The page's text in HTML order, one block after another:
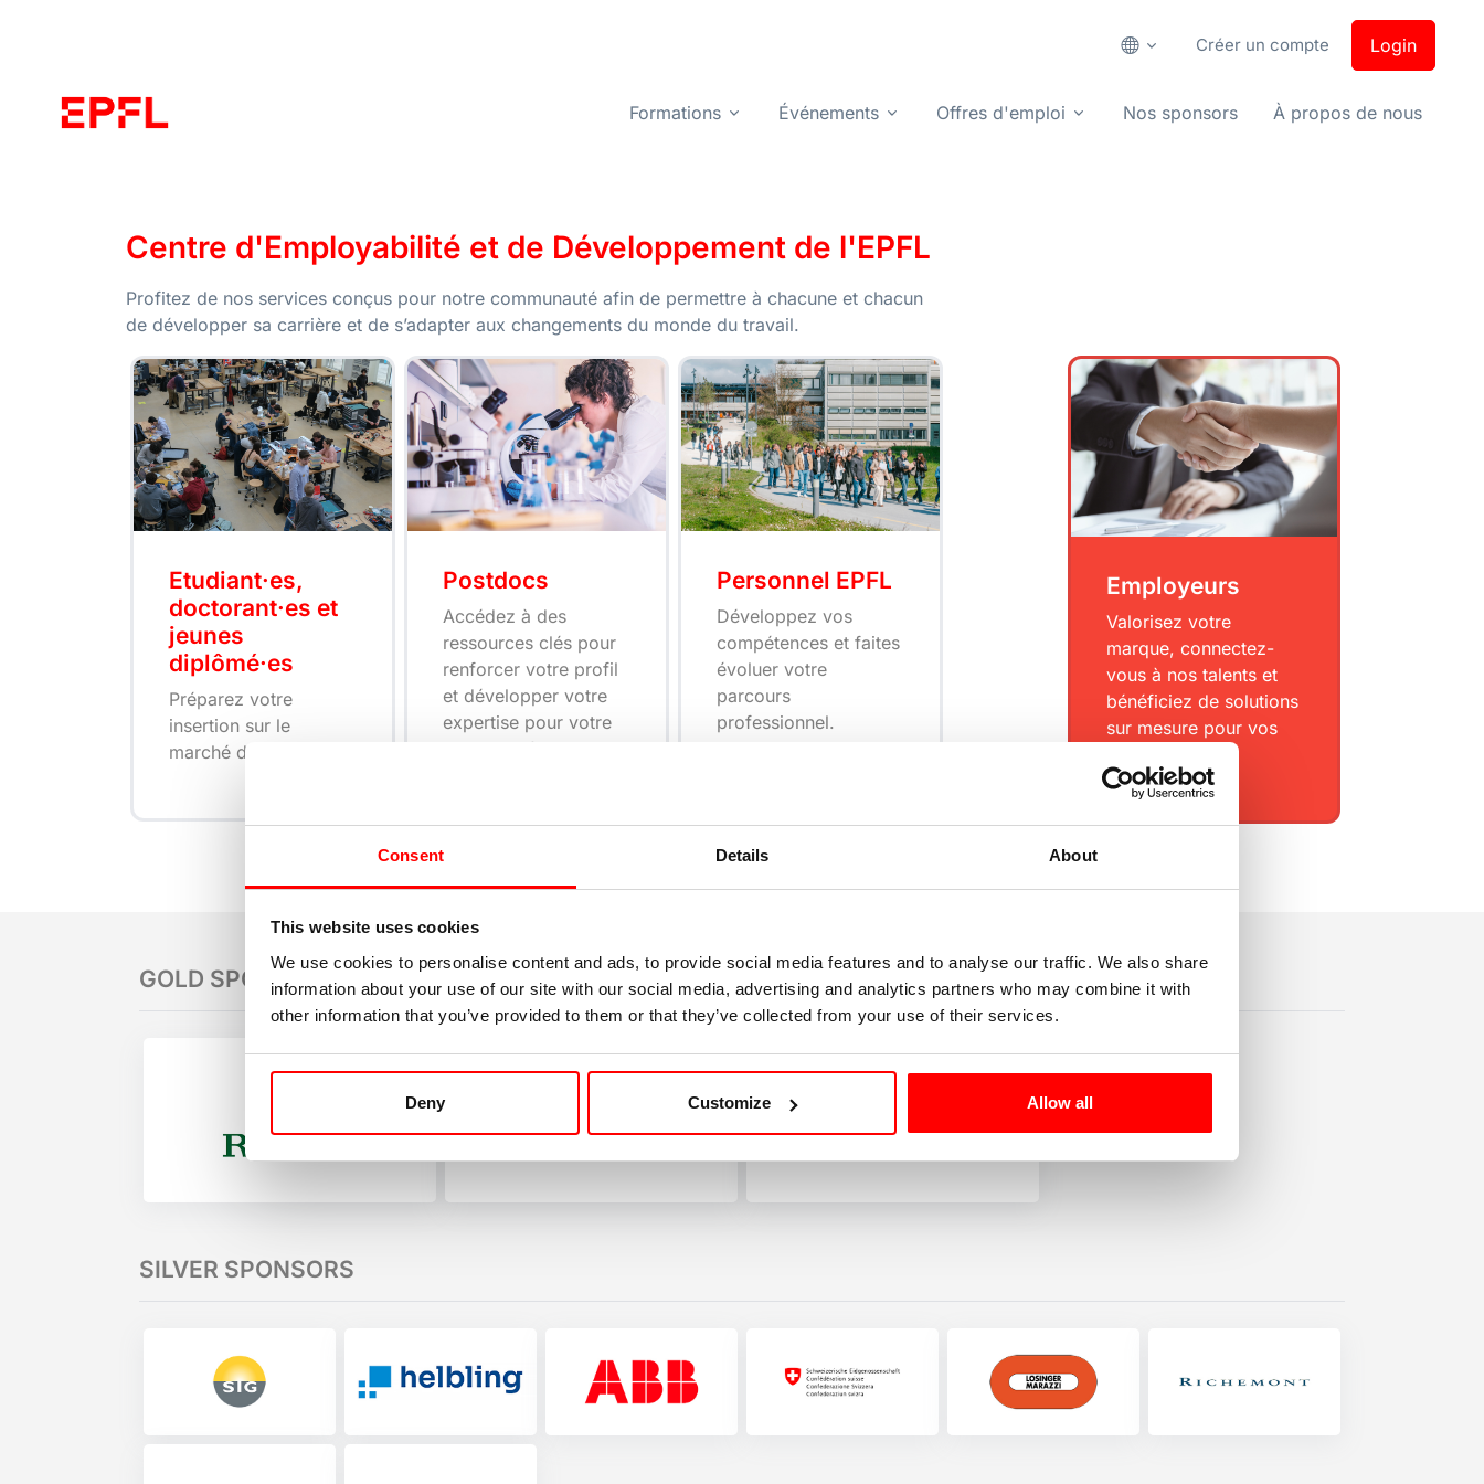
Consent Details About
This website uses cookies
We use cookies to personalise content and ads, to provide social media features and to analyse our traffic. We also share
information about your use of our site with our social media, advertising and analytics partners who may combine it with
other information that you’ve provided to them or that they’ve collected from your use of their services.
Deny Customize Allow all
Créer un compte Login
Formations Événements Offres d'emploi Nos sponsors À propos de nous
Centre d'Employabilité et de Développement de l'EPFL
Profitez de nos services conçus pour notre communauté afin de permettre à chacune et chacun
de développer sa carrière et de s’adapter aux changements du monde du travail.
Etudiant·es,
doctorant·es et
jeunes
diplômé·es
Préparez votre
insertion sur le
marché du travail !
Postdocs
Accédez à des
ressources clés pour
renforcer votre profil
et développer votre
expertise pour votre
avenir professionnel.
Personnel EPFL
Développez vos
compétences et faites
évoluer votre
parcours
professionnel.
Employeurs
Valorisez votre
marque, connectez-
vous à nos talents et
bénéficiez de solutions
sur mesure pour vos
GOLD SPONSORS
SILVER SPONSORS